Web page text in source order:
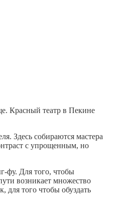
Красный театр в Пекине
Здесь собираются мастера
с упрощенным, но
фу. Для того, чтобы
возникает множество
для того чтобы обуздать